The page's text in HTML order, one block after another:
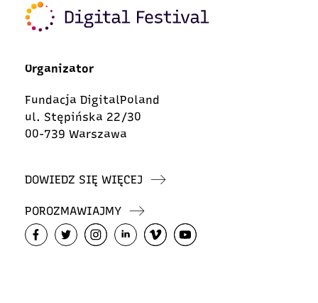
Organizator
Fundacja DigitalPoland
ul. Stępińska 22/30
00-739 Warszawa
DOWIEDZ SIĘ WIĘCEJ
POROZMAWIAJMY